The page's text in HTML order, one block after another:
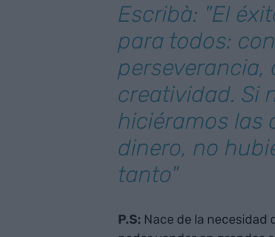
Escribà: "El
para todos:
creatividad. Si
hiciéramos las
dinero, no
tanto"
P.S: Nace de la necesidad